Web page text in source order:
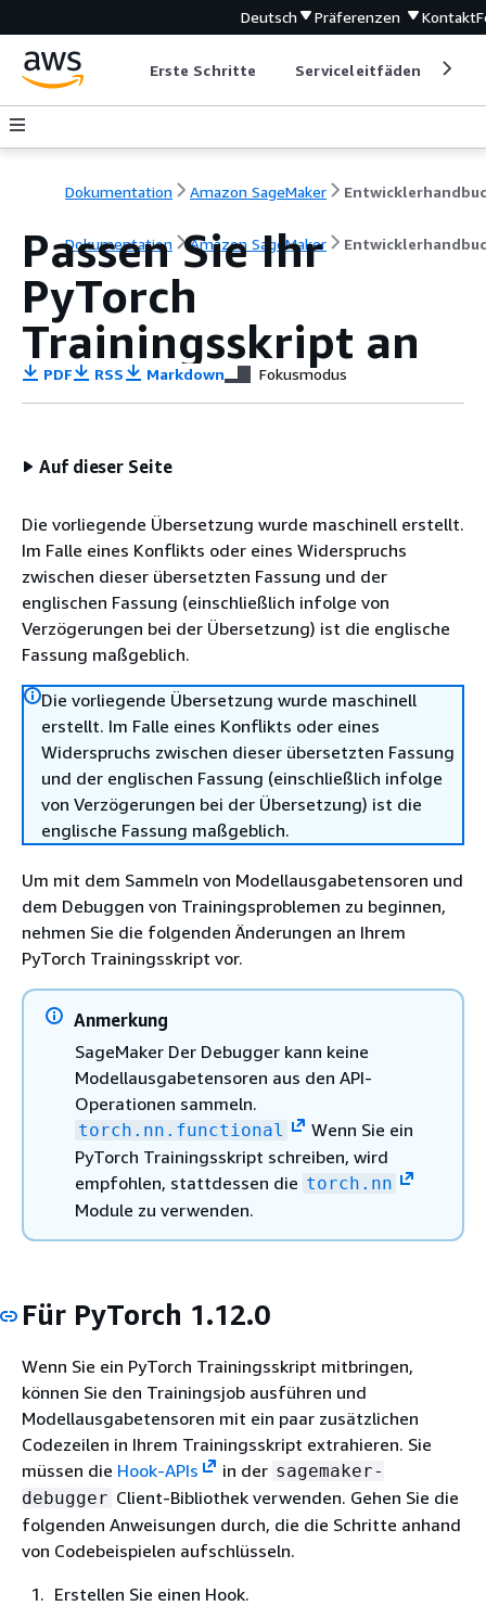
Deutsch Präferenzen Kontakt
Erste Schritte Serviceleitfäden
Dokumentation Amazon SageMaker
Dokumentation Amazon SageMaker
Passen Sie Ihr
PyTorch
Trainingsskript an
PDF RSS Markdown Fokusmodus
Auf dieser Seite
Die vorliegende Übersetzung wurde maschinell erstellt.
Im Falle eines Konflikts oder eines Widerspruchs
zwischen dieser übersetzten Fassung und der
englischen Fassung (einschließlich infolge von
Verzögerungen bei der Übersetzung) ist die englische
Fassung maßgeblich.
Die vorliegende Übersetzung wurde maschinell
erstellt. Im Falle eines Konflikts oder eines
Widerspruchs zwischen dieser übersetzten Fassung
und der englischen Fassung (einschließlich infolge
von Verzögerungen bei der Übersetzung) ist die
englische Fassung maßgeblich.
Um mit dem Sammeln von Modellausgabetensoren und
dem Debuggen von Trainingsproblemen zu beginnen,
nehmen Sie die folgenden Änderungen an Ihrem
PyTorch Trainingsskript vor.
Anmerkung
SageMaker Der Debugger kann keine
Modellausgabetensoren aus den API-
Operationen sammeln.
torch.nn.functional
Wenn Sie ein
PyTorch Trainingsskript schreiben, wird
empfohlen, stattdessen die torch.nn
Module zu verwenden.
Für PyTorch 1.12.0
Wenn Sie ein PyTorch Trainingsskript mitbringen,
können Sie den Trainingsjob ausführen und
Modellausgabetensoren mit ein paar zusätzlichen
Codezeilen in Ihrem Trainingsskript extrahieren. Sie
müssen die Hook-APIs in der sagemaker-
debugger Client-Bibliothek verwenden. Gehen Sie die
folgenden Anweisungen durch, die die Schritte anhand
von Codebeispielen aufschlüsseln.
Erstellen Sie einen Hook.